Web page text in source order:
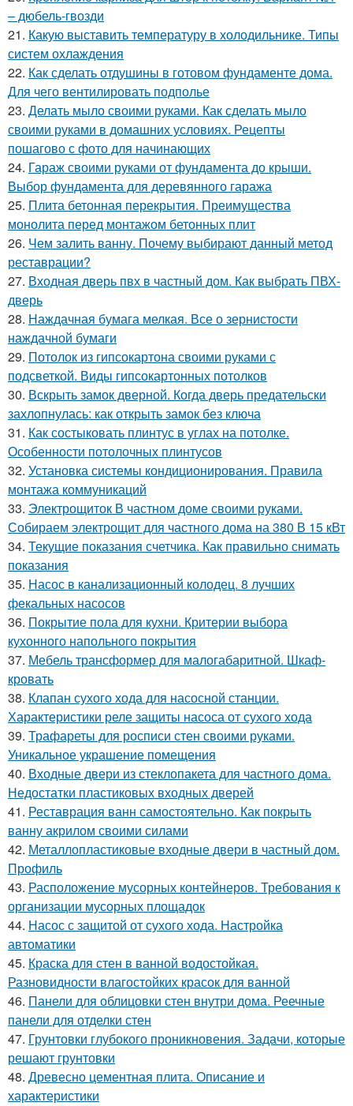
– дюбель-гвозди
21. Какую выставить температуру в холодильнике. Типы
систем охлаждения
22. Как сделать отдушины в готовом фундаменте дома.
Для чего вентилировать подполье
23. Делать мыло своими руками. Как сделать мыло
своими руками в домашних условиях. Рецепты
пошагово с фото для начинающих
24. Гараж своими руками от фундамента до крыши.
Выбор фундамента для деревянного гаража
25. Плита бетонная перекрытия. Преимущества
монолита перед монтажом бетонных плит
26. Чем залить ванну. Почему выбирают данный метод
реставрации?
27. Входная дверь пвх в частный дом. Как выбрать ПВХ-
дверь
28. Наждачная бумага мелкая. Все о зернистости
наждачной бумаги
29. Потолок из гипсокартона своими руками с
подсветкой. Виды гипсокартонных потолков
30. Вскрыть замок дверной. Когда дверь предательски
захлопнулась: как открыть замок без ключа
31. Как состыковать плинтус в углах на потолке.
Особенности потолочных плинтусов
32. Установка системы кондиционирования. Правила
монтажа коммуникаций
33. Электрощиток В частном доме своими руками.
Собираем электрощит для частного дома на 380 В 15 кВт
34. Текущие показания счетчика. Как правильно снимать
показания
35. Насос в канализационный колодец. 8 лучших
фекальных насосов
36. Покрытие пола для кухни. Критерии выбора
кухонного напольного покрытия
37. Мебель трансформер для малогабаритной. Шкаф-
кровать
38. Клапан сухого хода для насосной станции.
Характеристики реле защиты насоса от сухого хода
39. Трафареты для росписи стен своими руками.
Уникальное украшение помещения
40. Входные двери из стеклопакета для частного дома.
Недостатки пластиковых входных дверей
41. Реставрация ванн самостоятельно. Как покрыть
ванну акрилом своими силами
42. Металлопластиковые входные двери в частный дом.
Профиль
43. Расположение мусорных контейнеров. Требования к
организации мусорных площадок
44. Насос с защитой от сухого хода. Настройка
автоматики
45. Краска для стен в ванной водостойкая.
Разновидности влагостойких красок для ванной
46. Панели для облицовки стен внутри дома. Реечные
панели для отделки стен
47. Грунтовки глубокого проникновения. Задачи, которые
решают грунтовки
48. Древесно цементная плита. Описание и
характеристики